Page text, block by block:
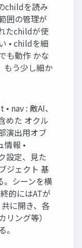
childを読み
囲の管理が
たchildが使
• childを細
も動作 かな
う少し細か
nav : 敵AI、
めた オクル
演出⽤オブ
情報 •
設定、⾒た
ジェクト 基
。シーンを横
的にはATが
に開き、各
ング等）